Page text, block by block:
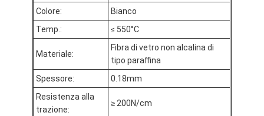
Nastro termoresistente dell'isolamento
Nastro adesivo del panno di vetro
Nastro adesivo del film del Polyimide
Nastro adesivo del di alluminio
Colore:
Bianco
Temp.:
≤ 550°C
Materiale:
Fibra di vetro non alcalina di
tipo paraffina
Spessore:
0.18mm
Resistenza alla
trazione:
≥ 200N/cm